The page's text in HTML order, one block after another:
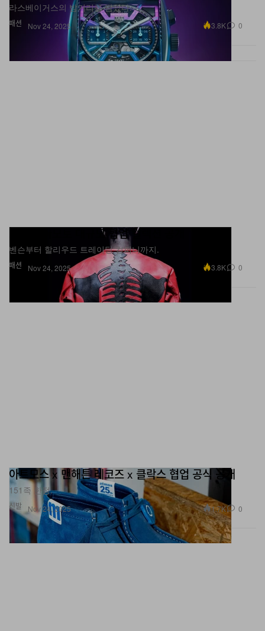
패션
라스베이거스의 밤거리를 담았다.
Nov 24, 2025 3.8K 0
패션
요지 야마모토 대규모 협업 컬렉션 공개
벤슨부터 할리우드 트레이딩 컴퍼니까지.
Nov 24, 2025 3.8K 0
신발
아트모스 x 맨해튼 레코즈 x 클락스 협업 공식 공개
151족 한정.
Nov 24, 2025 1.7K 0